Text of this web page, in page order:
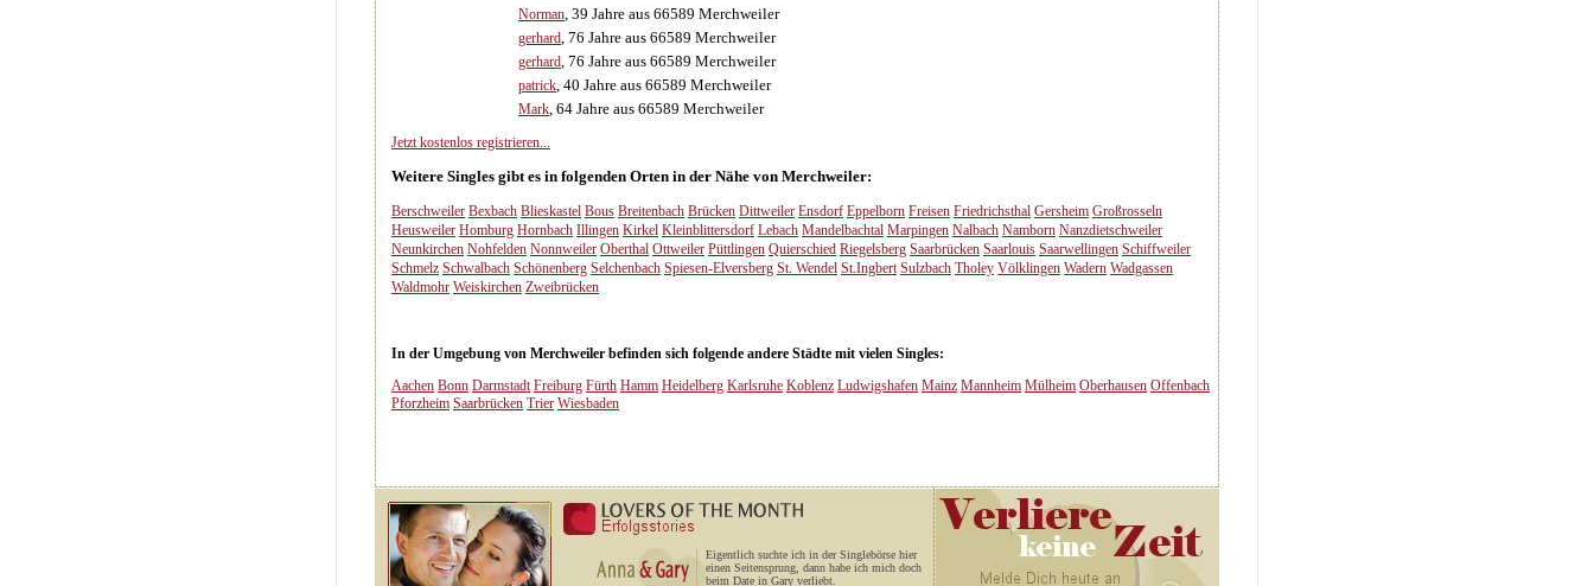
Norman, 39 Jahre aus 66589 Merchweiler
gerhard, 76 Jahre aus 66589 Merchweiler
gerhard, 76 Jahre aus 66589 Merchweiler
patrick, 40 Jahre aus 66589 Merchweiler
Mark, 64 Jahre aus 66589 Merchweiler
Jetzt kostenlos registrieren...
Weitere Singles gibt es in folgenden Orten in der Nähe von Merchweiler:
Berschweiler Bexbach Blieskastel Bous Breitenbach Brücken Dittweiler Ensdorf Eppelborn Freisen Friedrichsthal Gersheim Großrosseln
Heusweiler Homburg Hornbach Illingen Kirkel Kleinblittersdorf Lebach Mandelbachtal Marpingen Nalbach Namborn Nanzdietschweiler
Neunkirchen Nohfelden Nonnweiler Oberthal Ottweiler Püttlingen Quierschied Riegelsberg Saarbrücken Saarlouis Saarwellingen Schiffweiler
Schmelz Schwalbach Schönenberg Selchenbach Spiesen-Elversberg St. Wendel St.Ingbert Sulzbach Tholey Völklingen Wadern Wadgassen
Waldmohr Weiskirchen Zweibrücken
In der Umgebung von Merchweiler befinden sich folgende andere Städte mit vielen Singles:
Aachen Bonn Darmstadt Freiburg Fürth Hamm Heidelberg Karlsruhe Koblenz Ludwigshafen Mainz Mannheim Mülheim Oberhausen Offenbach
Pforzheim Saarbrücken Trier Wiesbaden
Eigentlich suchte ich in der Singlebörse hier
einen Seitensprung, dann habe ich mich doch
beim Date in Gary verliebt.